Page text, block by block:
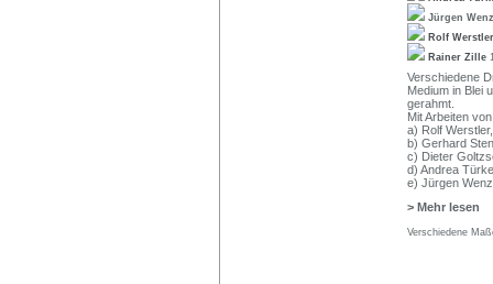
Jürgen
Rolf
Rainer Zille
Verschiedene
Medium in Blei
gerahmt.
Mit Arbeiten
a) Rolf
b) Gerhard
c) Dieter
d) Andrea
e) Jürgen
> Mehr lesen
Verschiedene